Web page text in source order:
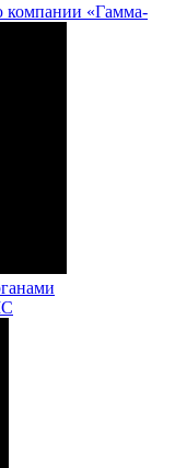
компании «Гамма-